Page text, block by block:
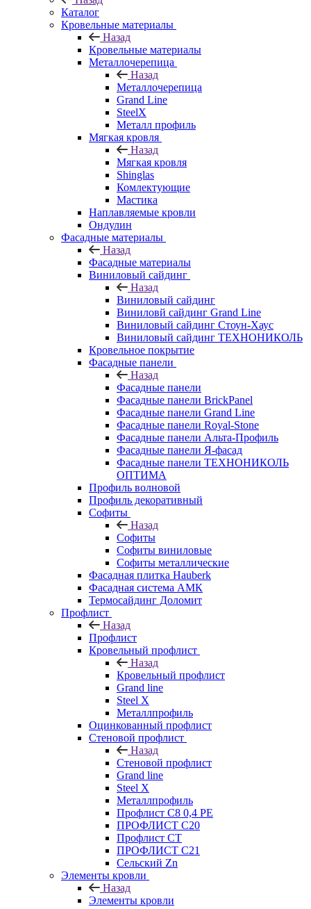
Каталог
Кровельные материалы
Назад
Кровельные материалы
Металлочерепица
Назад
Металлочерепица
Grand Line
SteelX
Металл профиль
Мягкая кровля
Назад
Мягкая кровля
Shinglas
Комлектующие
Мастика
Наплавляемые кровли
Ондулин
Фасадные материалы
Назад
Фасадные материалы
Виниловый сайдинг
Назад
Виниловый сайдинг
Виниловй сайдинг Grand Line
Виниловый сайдинг Стоун-Хаус
Виниловый сайдинг ТЕХНОНИКОЛЬ
Кровельное покрытие
Фасадные панели
Назад
Фасадные панели
Фасадные панели BrickPanel
Фасадные панели Grand Line
Фасадные панели Royal-Stone
Фасадные панели Альта-Профиль
Фасадные панели Я-фасад
Фасадные панели ТЕХНОНИКОЛЬ
ОПТИМА
Профиль волновой
Профиль декоративный
Софиты
Назад
Софиты
Софиты виниловые
Софиты металлические
Фасадная плитка Hauberk
Фасадная система АМК
Термосайдинг Доломит
Профлист
Назад
Профлист
Кровельный профлист
Назад
Кровельный профлист
Grand line
Steel X
Металлпрофиль
Оцинкованный профлист
Стеновой профлист
Назад
Стеновой профлист
Grand line
Steel X
Металлпрофиль
Профлист С8 0,4 РЕ
ПРОФЛИСТ С20
Профлист СТ
ПРОФЛИСТ С21
Сельский Zn
Элементы кровли
Назад
Элементы кровли